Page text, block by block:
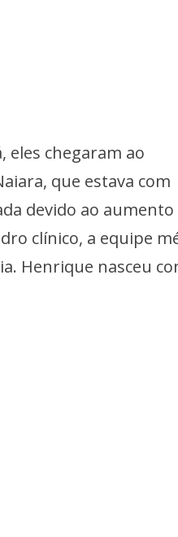
eles chegaram ao
que estava com
devido ao aumento
clínico, a equipe
Henrique nasceu